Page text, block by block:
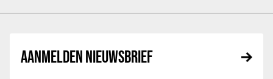
AANMELDEN NIEUWSBRIEF